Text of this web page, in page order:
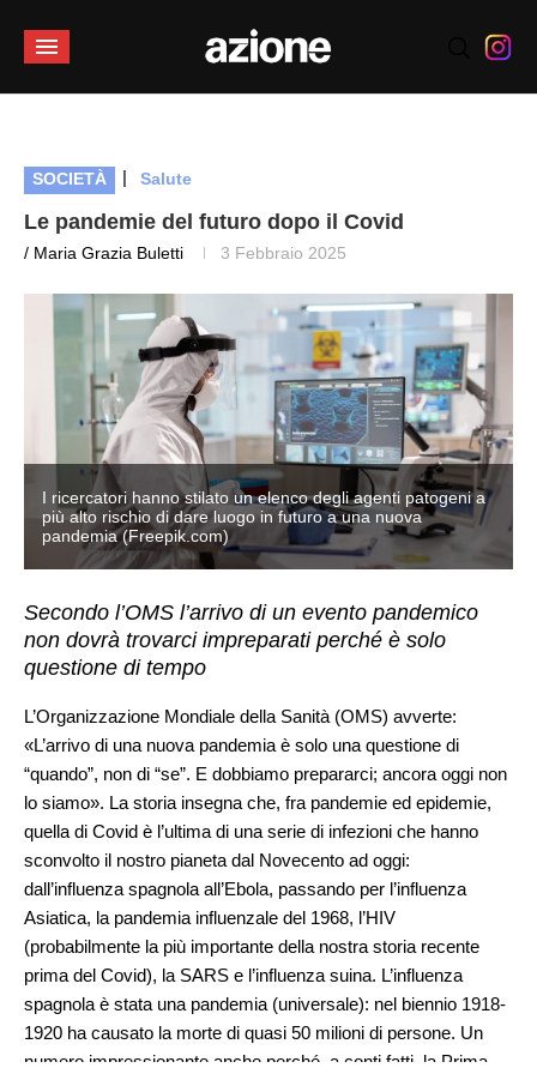
SOCIETÀ | Salute
Le pandemie del futuro dopo il Covid
/ Maria Grazia Buletti 3 Febbraio 2025
I ricercatori hanno stilato un elenco degli agenti patogeni a
più alto rischio di dare luogo in futuro a una nuova
pandemia (Freepik.com)
Secondo l’OMS l’arrivo di un evento pandemico
non dovrà trovarci impreparati perché è solo
questione di tempo
L’Organizzazione Mondiale della Sanità (OMS) avverte:
«L’arrivo di una nuova pandemia è solo una questione di
“quando”, non di “se”. E dobbiamo prepararci; ancora oggi non
lo siamo». La storia insegna che, fra pandemie ed epidemie,
quella di Covid è l’ultima di una serie di infezioni che hanno
sconvolto il nostro pianeta dal Novecento ad oggi:
dall’influenza spagnola all’Ebola, passando per l’influenza
Asiatica, la pandemia influenzale del 1968, l’HIV
(probabilmente la più importante della nostra storia recente
prima del Covid), la SARS e l’influenza suina. L’influenza
spagnola è stata una pandemia (universale): nel biennio 1918-
1920 ha causato la morte di quasi 50 milioni di persone. Un
numero impressionante anche perché, a conti fatti, la Prima